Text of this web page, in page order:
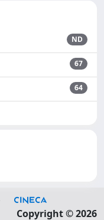
ND
67
64
Copyright © 2026